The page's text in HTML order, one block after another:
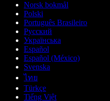
Norsk bokmål
Polski
Português Brasileiro
Русский
Українська
Español
Español (México)
Svenska
ไทย
Türkçe
Tiếng Việt